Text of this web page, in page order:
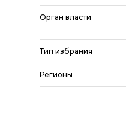
Орган власти
Тип избрания
Регионы